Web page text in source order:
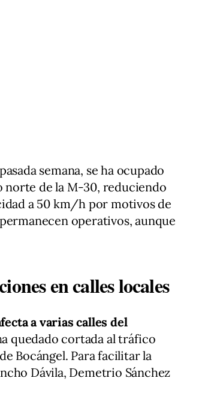
semana, se ha ocupado
norte de la M-30, reduciendo
a 50 km/h por motivos de
operativos, aunque
en calles locales
a varias calles del
quedado cortada al tráfico
Bocángel. Para facilitar la
Dávila, Demetrio Sánchez